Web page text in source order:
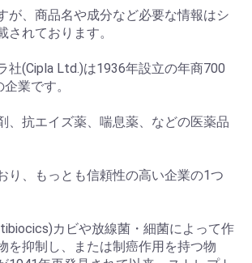
が、商品名や成分など必要な情報はシ
されております。
社(Cipla Ltd.)は1936年設立の年商700
業です。
、抗エイズ薬、喘息薬、などの医薬品
り、もっとも信頼性の高い企業の1つ
カビや放線菌・細菌によって作
を抑制し、または制癌作用を持つ物